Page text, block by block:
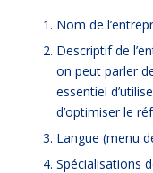
Nom de
Descriptif de
on peut parler
essentiel
d’optimiser le
Langue (menu
Spécialisations